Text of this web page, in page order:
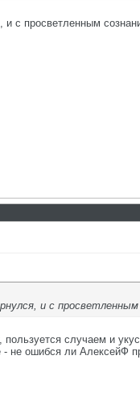
и с просветленным
и с
случаем и
- не ошибся ли АлексейФ